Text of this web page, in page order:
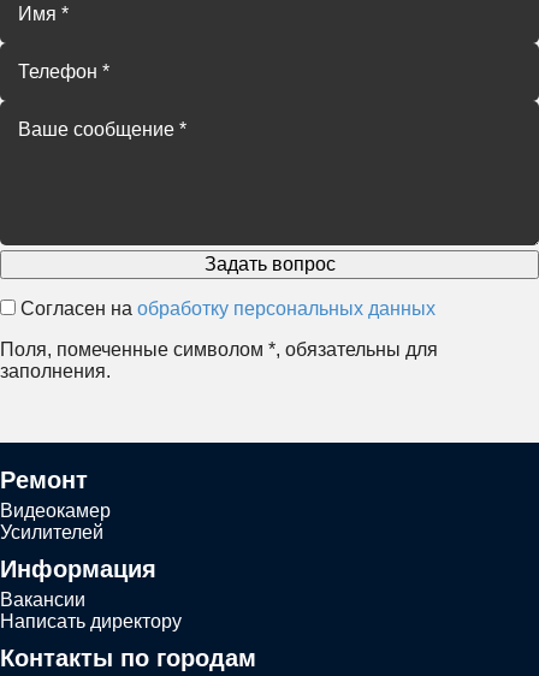
Согласен на обработку персональных данных
Поля, помеченные символом *, обязательны для
заполнения.
Ремонт
Видеокамер
Усилителей
Информация
Вакансии
Написать директору
Контакты по городам